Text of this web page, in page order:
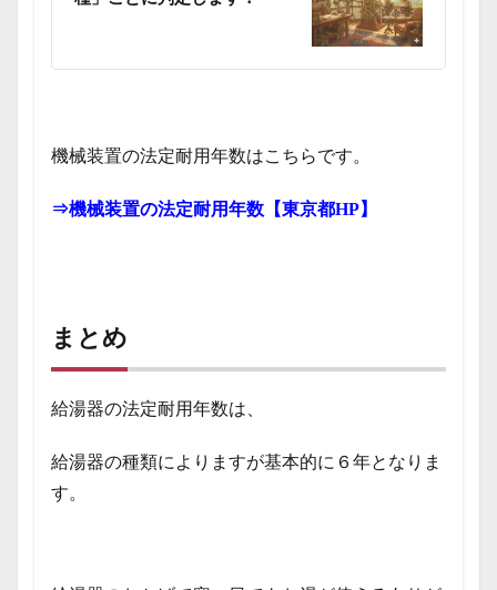
機械装置の法定耐用年数はこちらです。
⇒機械装置の法定耐用年数【東京都HP】
まとめ
給湯器の法定耐用年数は、
給湯器の種類によりますが基本的に６年となりま
す。